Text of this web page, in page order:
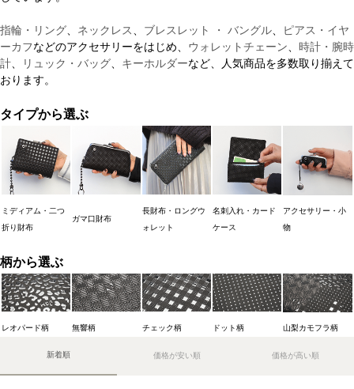
指輪・リング ネックレス ブレスレット ・ バングル
ピアス・イヤ
ーカフなどのアクセサリーをはじめ、 ウォレットチェーン
時計・腕時
計
リュック・バッグ キーホルダーなど、人気商品を多数取り揃えて
おります。
タイプから選ぶ
ミディアム・二つ
折り財布
ガマ口財布
長財布・ロングウ
ォレット
名刺入れ・カード
ケース
アクセサリー・小
物
柄から選ぶ
レオパード柄 無響柄 チェック柄 ドット柄 山梨カモフラ柄
価格が安い順 価格が高い順
新着順